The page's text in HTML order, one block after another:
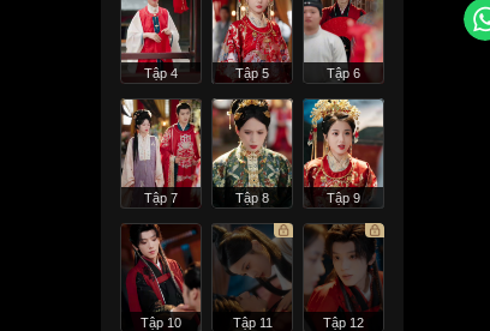
Tập 4 Tập 5 Tập 6
Tập 7 Tập 8 Tập 9
Tập 10 Tập 11 Tập 12